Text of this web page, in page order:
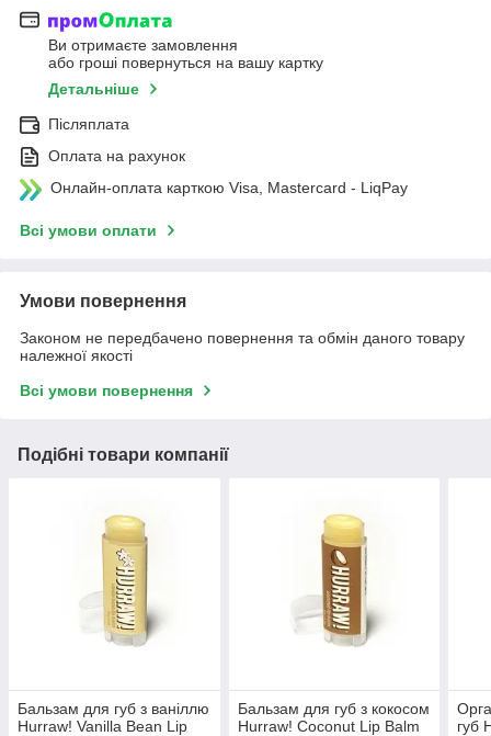
Ви отримаєте замовлення
або гроші повернуться на вашу картку
Детальніше
Післяплата
Оплата на рахунок
Онлайн-оплата карткою Visa, Mastercard - LiqPay
Всі умови оплати
Умови повернення
Законом не передбачено повернення та обмін даного товару
належної якості
Всі умови повернення
Подібні товари компанії
Бальзам для губ з ваніллю
Hurraw! Vanilla Bean Lip
Бальзам для губ з кокосом
Hurraw! Coconut Lip Balm
губ